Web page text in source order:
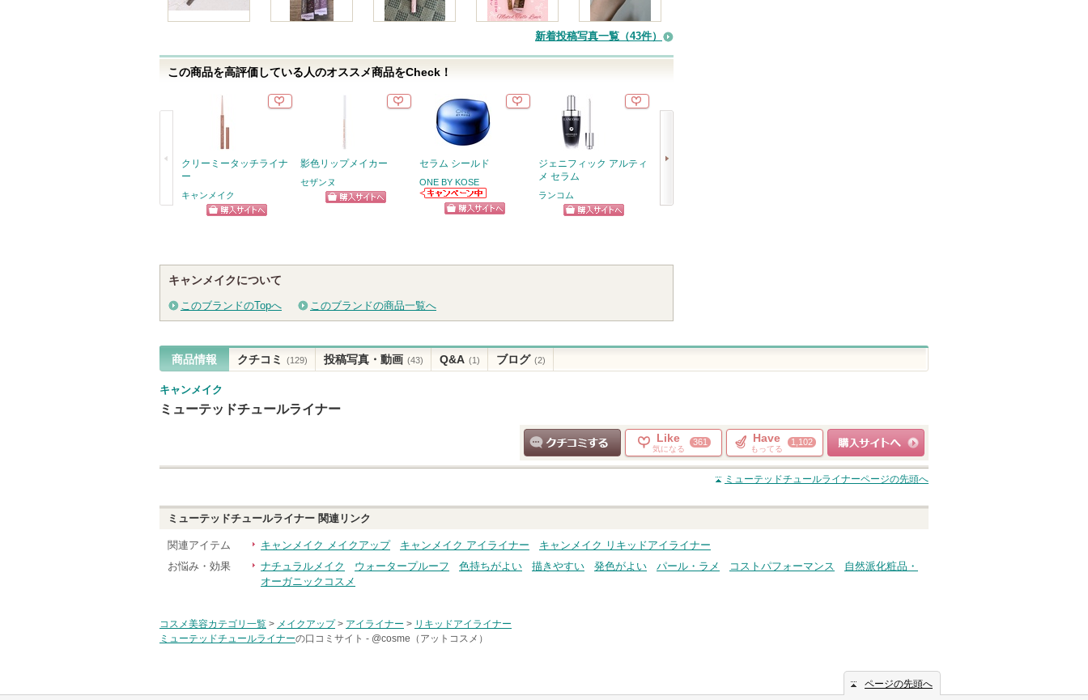
登
さ
れ
て
新着投稿写真一覧（43件）
この商品を高評価している人のオススメ商品をCheck！
クリーミータッチライナ
ー
キャンメイク
影色リップメイカー
セザンヌ
セラム シールド
ONE BY KOSE
ONE BY KOSE
からのお知らせ
ジェニフィック アルティ
メ セラム
ランコム
オルビス ザ クレンジン
キャンメイクについて
このブランドのTopへ このブランドの商品一覧へ
商品情報 クチコミ (129) 投稿写真・動画 (43) Q&A (1) ブログ (2)
キャンメイク
ミューテッドチュールライナー
クチコミする
Like
気になる
361 Have
もってる
1,102
ショッピングサイト
へ
ミューテッドチュールライナーページの先頭へ
ミューテッドチュールライナー 関連リンク
関連アイテム キャンメイク メイクアップ キャンメイク アイライナー
キャンメイク リキッドアイライナー
お悩み・効果
ナチュラルメイク ウォータープルーフ 色持ちがよい 描きやすい 発色がよい パール・ラメ コストパフォーマンス
自然派化粧品・
オーガニックコスメ
コスメ美容カテゴリ一覧 > メイクアップ> アイライナー > リキッドアイライナー
ミューテッドチュールライナーの口コミサイト - @cosme（アットコスメ）
ページの先頭へ